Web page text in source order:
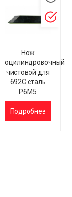
Нож
оцилиндровочный
чистовой для
692С сталь
Р6М5
Подробнее